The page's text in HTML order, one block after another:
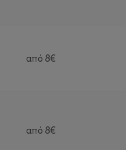
από 8€
από 8€